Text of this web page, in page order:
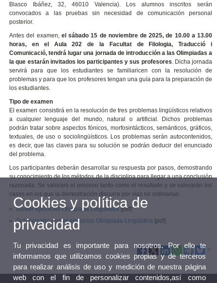
Blasco Ibáñez, 32, 46010 Valencia). Los alumnos inscritos serán
convocados a las pruebas sin necesidad de comunicación personal
posterior.
Antes del examen, el sábado 15 de noviembre de 2025, de 10.00 a 13.00
horas, en el Aula 202 de la Facultat de Filologia, Traducció i
Comunicació,tendrá lugar una jornada de introducción a las Olimpiadas a
la que estarán invitados los participantes y sus profesores. Dicha jornada
servirá para que los estudiantes se familiaricen con la resolución de
problemas y para que los profesores tengan una guía para la preparación de
los estudiantes.
Tipo de examen
El examen consistirá en la resolución de tres problemas lingüísticos relativos
a cualquier lenguaje del mundo, natural o artificial. Dichos problemas
podrán tratar sobre aspectos fónicos, morfosintácticos, semánticos, gráficos,
textuales, de uso o sociolingüísticos. Los problemas serán autocontenidos,
es decir, que las claves para su solución se podrán deducir del enunciado
del problema.
Los participantes deberán desarrollar su respuesta por pasos, demostrando
su conocimiento de los métodos de la disciplina para llegar a una conclusión
razonada. Se valorará el proceso tanto como el resultado y se valorarán los
casos en los que la demostración discurra por vías no ordinarias.
Dosier ejercicios Olimpiada Lingüística [pdf]
Solucionario dosier ejercicios Olimpiada Lingüística [pdf]
Cookies y política de
privacidad
Tu privacidad es importante para nosotros. Por ello te
informamos que utilizamos cookies propias y de terceros
para realizar análisis de uso y medición de nuestra página
web con el fin de personalizar contenidos,así como